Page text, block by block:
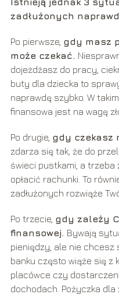
zadłużonych
Po pierwsze, gdy masz
może czekać.
dojeżdżasz do pracy,
buty dla dziecka to
naprawdę szybko. W
finansowa jest na wagę
Po drugie, gdy czekasz
zdarza się tak, że do
świeci pustkami, a
opłacić rachunki. To
zadłużonych rozwiąże
Po trzecie, gdy zależy
finansowej. Bywają
pieniędzy, ale nie chcesz
banku często wiąże się z
placówce czy
dochodach. Pożyczka dla